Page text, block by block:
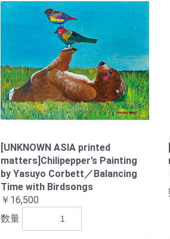
[UNKNOWN ASIA printed
matters]Chilipepper’s Painting
by Yasuyo Corbett／Balancing
Time with Birdsongs
￥16,500
数量